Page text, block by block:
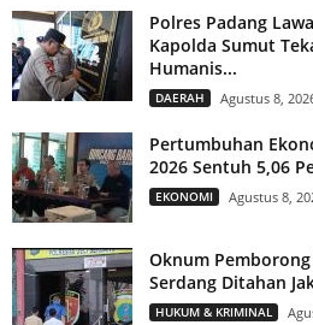
Polres Padang
Kapolda Sumut
Humanis...
DAERAH Agustus 8,
Pertumbuhan
2026 Sentuh 5,06
EKONOMI Agustus 8,
Oknum
Serdang Ditahan
HUKUM & KRIMINAL